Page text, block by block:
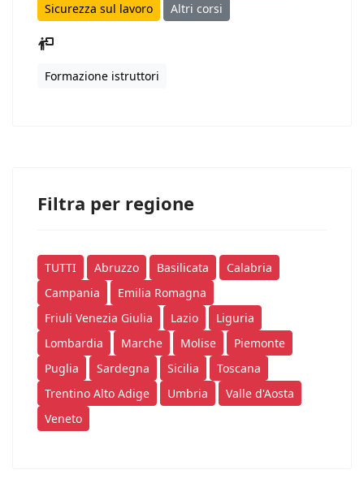
Sicurezza sul lavoro
Altri corsi
Formazione istruttori
Filtra per regione
TUTTI Abruzzo Basilicata
Calabria
Campania
Emilia Romagna
Friuli Venezia Giulia
Lazio
Liguria
Lombardia
Marche Molise
Piemonte
Puglia
Sardegna Sicilia
Toscana
Trentino Alto Adige
Umbria
Valle d'Aosta
Veneto